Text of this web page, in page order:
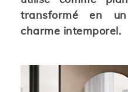
transformé en
charme intemporel.